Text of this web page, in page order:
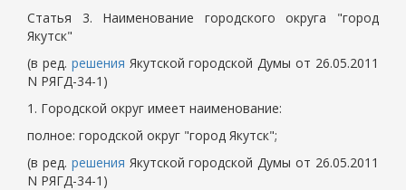
Статья 3. Наименование городского округа "город
Якутск"
(в ред. решения Якутской городской Думы от 26.05.2011
N РЯГД-34-1)
1. Городской округ имеет наименование:
полное: городской округ "город Якутск";
(в ред. решения Якутской городской Думы от 26.05.2011
N РЯГД-34-1)